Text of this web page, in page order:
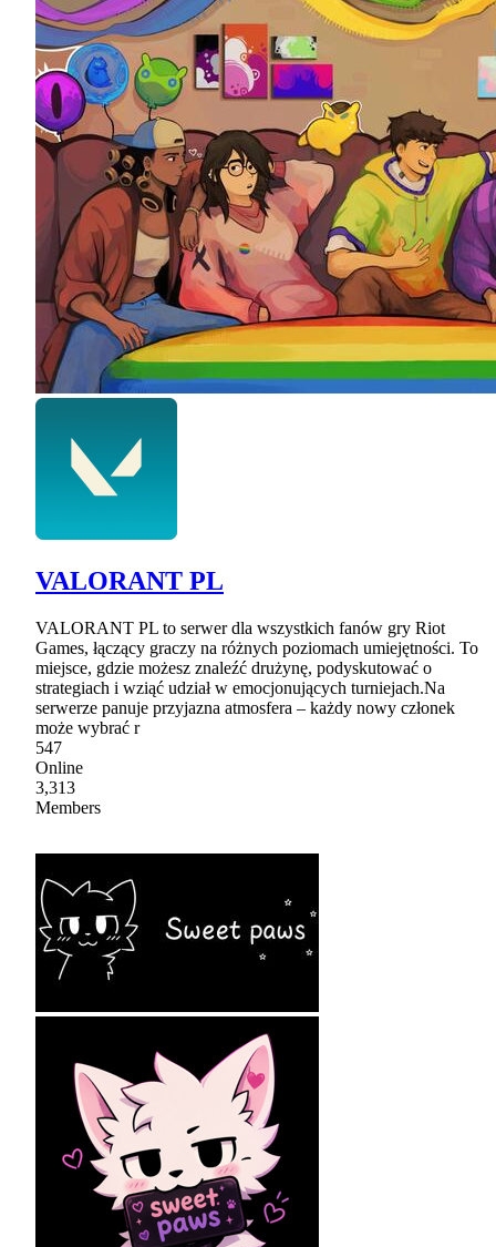
VALORANT PL
VALORANT PL to serwer dla wszystkich fanów gry Riot
Games, łączący graczy na różnych poziomach umiejętności. To
miejsce, gdzie możesz znaleźć drużynę, podyskutować o
strategiach i wziąć udział w emocjonujących turniejach.Na
serwerze panuje przyjazna atmosfera – każdy nowy członek
może wybrać r
547
Online
3,313
Members